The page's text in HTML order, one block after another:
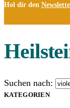
Hol dir den
Suchen nach:
KATEGORIEN